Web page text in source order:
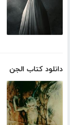
دانلود کتاب الجن